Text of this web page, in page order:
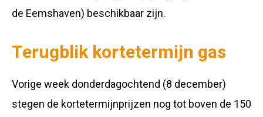
de Eemshaven) beschikbaar zijn.
Terugblik kortetermijn gas
Vorige week donderdagochtend (8 december)
stegen de kortetermijnprijzen nog tot boven de 150